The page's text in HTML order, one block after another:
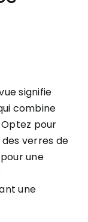
signifie
combine
pour
verres de
une
une